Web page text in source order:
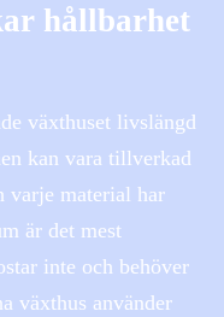
hållbarhet
växthuset livslängd
kan vara tillverkad
varje material har
är det mest
inte och behöver
växthus använder